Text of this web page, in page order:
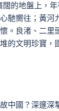
闊的地盤上，
馳嚮往；黃河
。良渚、二里
的文明珍寶，
中國？深邃深